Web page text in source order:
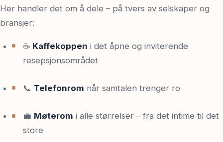
Her handler det om å dele – på tvers av selskaper og
bransjer:
☕ Kaffekoppen i det åpne og inviterende
resepsjonsområdet
📞 Telefonrom når samtalen trenger ro
💼 Møterom i alle størrelser – fra det intime til det
store